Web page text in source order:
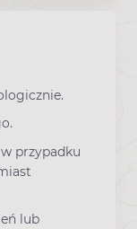
przypadku
lub